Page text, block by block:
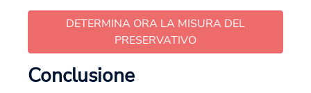
DETERMINA ORA LA MISURA DEL
PRESERVATIVO
Conclusione